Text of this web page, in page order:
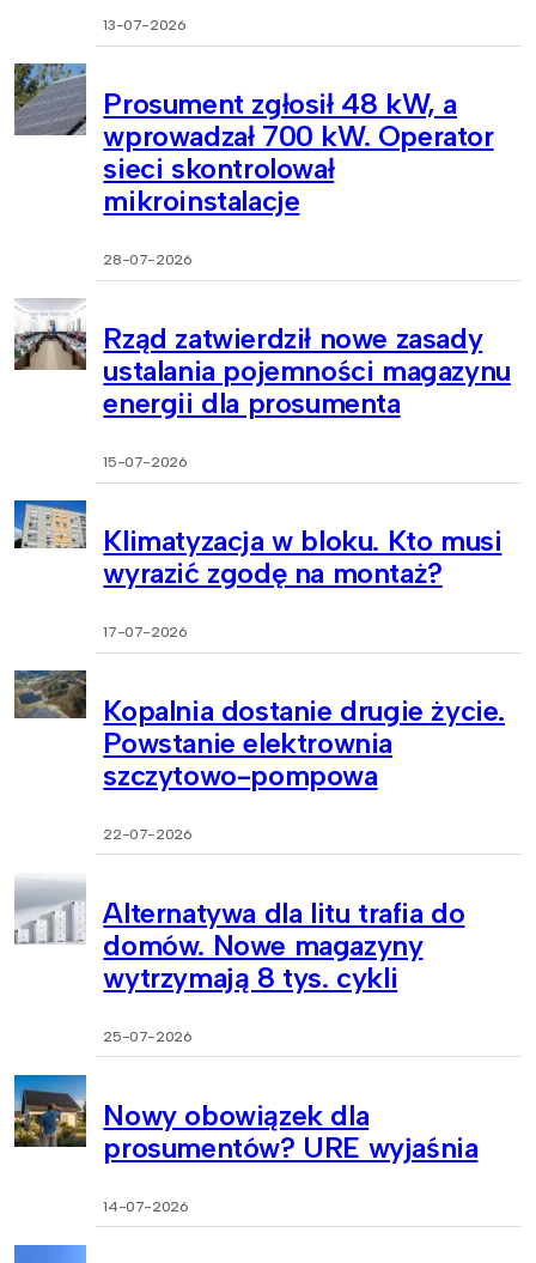
13-07-2026
Prosument zgłosił 48 kW, a
wprowadzał 700 kW. Operator
sieci skontrolował
mikroinstalacje
28-07-2026
Rząd zatwierdził nowe zasady
ustalania pojemności magazynu
energii dla prosumenta
15-07-2026
Klimatyzacja w bloku. Kto musi
wyrazić zgodę na montaż?
17-07-2026
Kopalnia dostanie drugie życie.
Powstanie elektrownia
szczytowo-pompowa
22-07-2026
Alternatywa dla litu trafia do
domów. Nowe magazyny
wytrzymają 8 tys. cykli
25-07-2026
Nowy obowiązek dla
prosumentów? URE wyjaśnia
14-07-2026